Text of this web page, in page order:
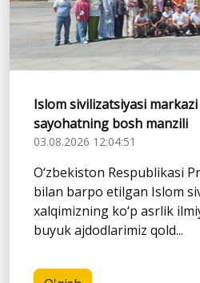
Islom sivilizatsiyasi markazi
sayohatning bosh manzili
03.08.2026 12:04:51
O‘zbekiston Respublikasi
bilan barpo etilgan Islom
xalqimizning ko‘p asrlik
buyuk ajdodlarimiz qold...